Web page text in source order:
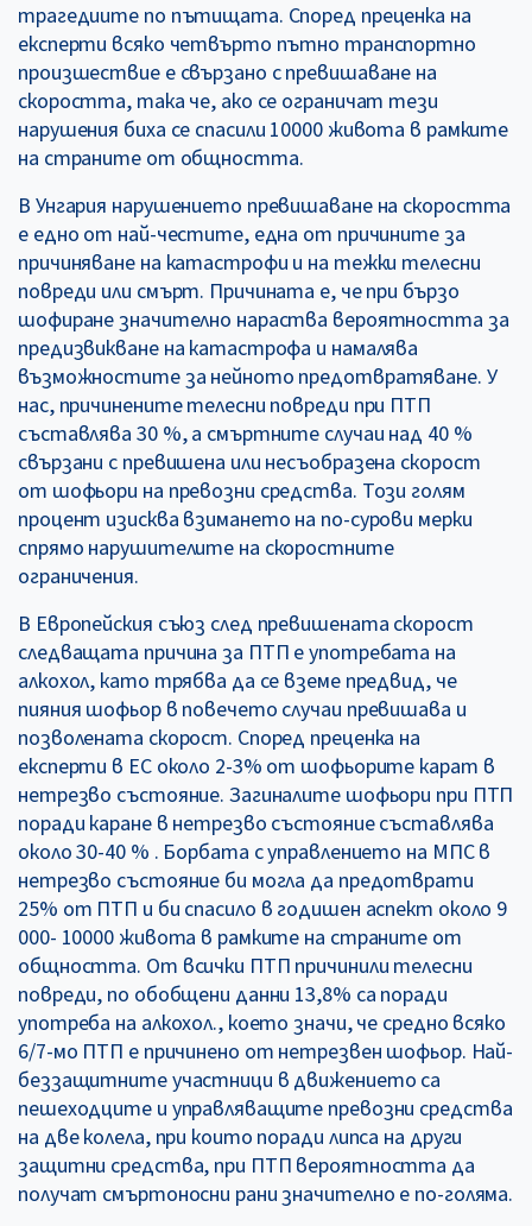
трагедиите по пътищата. Според преценка на
експерти всяко четвърто пътно транспортно
произшествие е свързано с превишаване на
скоростта, така че, ако се ограничат тези
нарушения биха се спасили 10000 живота в рамките
на страните от общността.
В Унгария нарушението превишаване на скоростта
е едно от най-честите, една от причините за
причиняване на катастрофи и на тежки телесни
повреди или смърт. Причината е, че при бързо
шофиране значително нараства вероятността за
предизвикване на катастрофа и намалява
възможностите за нейното предотвратяване. У
нас, причинените телесни повреди при ПТП
съставлява 30 %, а смъртните случаи над 40 %
свързани с превишена или несъобразена скорост
от шофьори на превозни средства. Този голям
процент изисква взимането на по-сурови мерки
спрямо нарушителите на скоростните
ограничения.
В Европейския съюз след превишената скорост
следващата причина за ПТП е употребата на
алкохол, като трябва да се вземе предвид, че
пияния шофьор в повечето случаи превишава и
позволената скорост. Според преценка на
експерти в ЕС около 2-3% от шофьорите карат в
нетрезво състояние. Загиналите шофьори при ПТП
поради каране в нетрезво състояние съставлява
около 30-40 % . Борбата с управлението на МПС в
нетрезво състояние би могла да предотврати
25% от ПТП и би спасило в годишен аспект около 9
000- 10000 живота в рамките на страните от
общността. От всички ПТП причинили телесни
повреди, по обобщени данни 13,8% са поради
употреба на алкохол., което значи, че средно всяко
6/7-мо ПТП е причинено от нетрезвен шофьор. Най-
беззащитните участници в движението са
пешеходците и управляващите превозни средства
на две колела, при които поради липса на други
защитни средства, при ПТП вероятността да
получат смъртоносни рани значително е по-голяма.